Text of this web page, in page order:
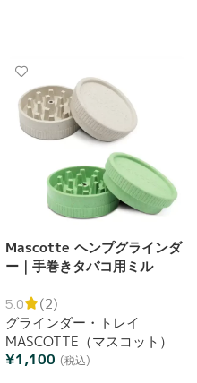
Mascotte ヘンプグラインダ
ー｜手巻きタバコ用ミル
5.0
(2)
グラインダー・トレイ
MASCOTTE（マスコット）
¥1,100 (税込)